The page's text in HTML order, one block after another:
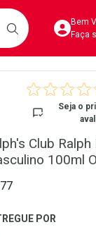
BUSCAR
Bem
Faça
Seja o
Club Ralph
100ml